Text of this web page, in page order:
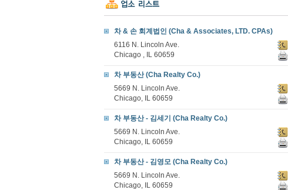
차 & 손 회계법인 (Cha & Associates, LTD. CPAs)
6116 N. Lincoln Ave.
Chicago , IL 60659
차 부동산 (Cha Realty Co.)
5669 N. Lincoln Ave.
Chicago, IL 60659
차 부동산 - 김세기 (Cha Realty Co.)
5669 N. Lincoln Ave.
Chicago, IL 60659
차 부동산 - 김영모 (Cha Realty Co.)
5669 N. Lincoln Ave.
Chicago, IL 60659